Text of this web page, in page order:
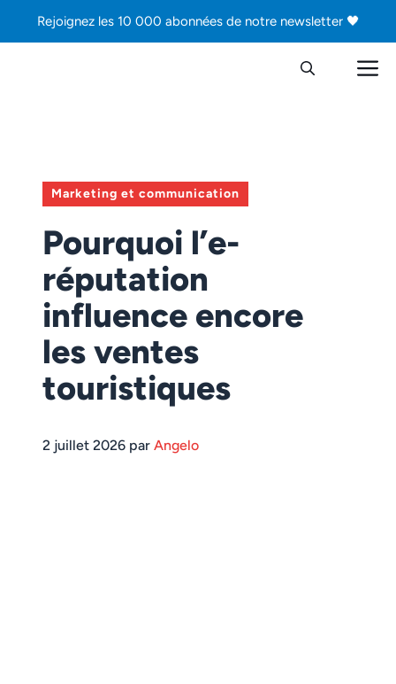
Rejoignez les 10 000 abonnées de notre newsletter 🖤
Marketing et communication
Pourquoi l’e-
réputation
influence encore
les ventes
touristiques
2 juillet 2026 par Angelo